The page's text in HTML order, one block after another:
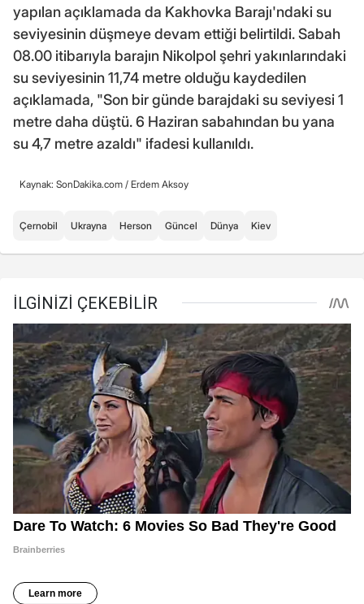
yapılan açıklamada da Kakhovka Barajı'ndaki su
seviyesinin düşmeye devam ettiği belirtildi. Sabah
08.00 itibarıyla barajın Nikolpol şehri yakınlarındaki
su seviyesinin 11,74 metre olduğu kaydedilen
açıklamada, "Son bir günde barajdaki su seviyesi 1
metre daha düştü. 6 Haziran sabahından bu yana
su 4,7 metre azaldı" ifadesi kullanıldı.
Kaynak: SonDakika.com / Erdem Aksoy
Çernobil Ukrayna Herson Güncel Dünya Kiev